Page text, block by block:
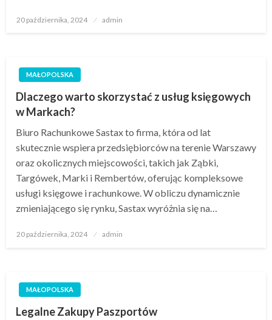
Opublikowane
20 października, 2024 admin
MAŁOPOLSKA
Dlaczego warto skorzystać z usług księgowych
w Markach?
Biuro Rachunkowe Sastax to firma, która od lat
skutecznie wspiera przedsiębiorców na terenie Warszawy
oraz okolicznych miejscowości, takich jak Ząbki,
Targówek, Marki i Rembertów, oferując kompleksowe
usługi księgowe i rachunkowe. W obliczu dynamicznie
zmieniającego się rynku, Sastax wyróżnia się na…
Opublikowane
20 października, 2024 admin
MAŁOPOLSKA
Legalne Zakupy Paszportów